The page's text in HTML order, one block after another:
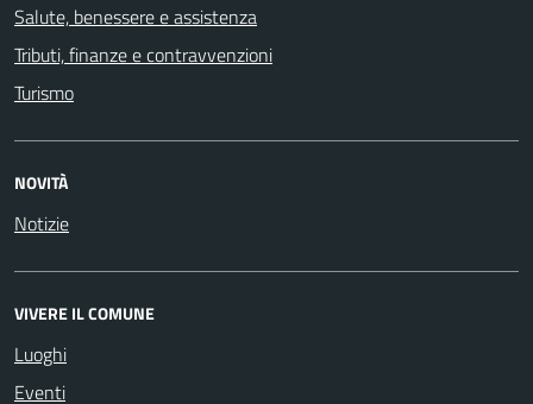
Salute, benessere e assistenza
Tributi, finanze e contravvenzioni
Turismo
NOVITÀ
Notizie
VIVERE IL COMUNE
Luoghi
Eventi